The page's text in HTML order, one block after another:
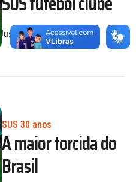
Justa Helena Franco
SUS 30 anos
A maior torcida do
Brasil